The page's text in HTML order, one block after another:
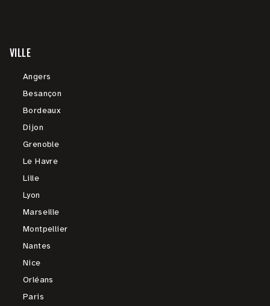
VILLE
Angers
Besançon
Bordeaux
Dijon
Grenoble
Le Havre
Lille
Lyon
Marseille
Montpellier
Nantes
Nice
Orléans
Paris